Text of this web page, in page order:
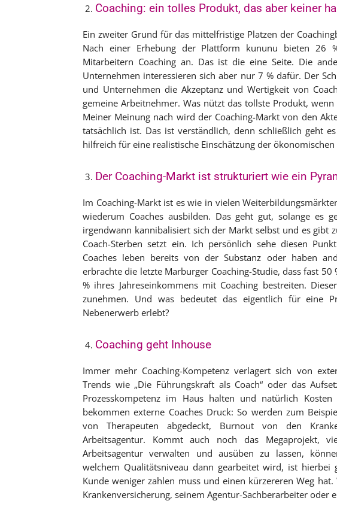
Coaching: ein tolles Produkt, das aber keiner
Ein zweiter Grund für das mittelfristige Platzen der
Nach einer Erhebung der Plattform kununu bieten 26
Mitarbeitern Coaching an. Das ist die eine Seite. Die
Unternehmen interessieren sich aber nur 7 % dafür. Der
und Unternehmen die Akzeptanz und Wertigkeit von
gemeine Arbeitnehmer. Was nützt das tollste Produkt,
Meiner Meinung nach wird der Coaching-Markt von den
tatsächlich ist. Das ist verständlich, denn schließlich geht
hilfreich für eine realistische Einschätzung der
Der Coaching-Markt ist strukturiert wie ein
Im Coaching-Markt ist es wie in vielen
wiederum Coaches ausbilden. Das geht gut, solange es
irgendwann kannibalisiert sich der Markt selbst und es gibt
Coach-Sterben setzt ein. Ich persönlich sehe diesen
Coaches leben bereits von der Substanz oder haben
erbrachte die letzte Marburger Coaching-Studie, dass fast 50
% ihres Jahreseinkommens mit Coaching bestreiten.
zunehmen. Und was bedeutet das eigentlich für eine
Nebenerwerb erlebt?
Coaching geht Inhouse
Immer mehr Coaching-Kompetenz verlagert sich von
Trends wie „Die Führungskraft als Coach“ oder das
Prozesskompetenz im Haus halten und natürlich
bekommen externe Coaches Druck: So werden zum
von Therapeuten abgedeckt, Burnout von den
Arbeitsagentur. Kommt auch noch das Megaprojekt,
Arbeitsagentur verwalten und ausüben zu lassen,
welchem Qualitätsniveau dann gearbeitet wird, ist
Kunde weniger zahlen muss und einen kürzereren Weg
Krankenversicherung, seinem Agentur-Sachberarbeiter oder